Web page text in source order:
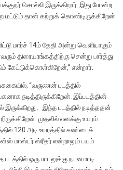
சொல்லி இருக்கிறார். இது போன்ற
மட்டும் தான் கற்றுக் கொண்டிருக்கிறேன்
மார்ச் 14ம் தேதி அன்று வெளியாகும்
திரையரங்கத்திற்கு சென்று பார்த்து
கேட்டுக்கொள்கிறேன்,” என்றார்.
”வருணன் படத்தில்
நடித்திருக்கிறேன். இப்படத்தின்
இருக்கிறது. இந்த படத்தில் நடித்ததன்
முதலில் எனக்கு உயரம்
120 அடி உயரத்தில் சண்டைக்
மாஸ்டர் ஸ்ரீதர் என்றாலும் பயம்.
ஒரு பாடலுக்கு நடனமாடி